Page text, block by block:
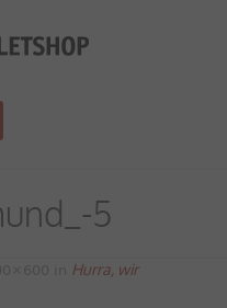
5
Hurra, wir